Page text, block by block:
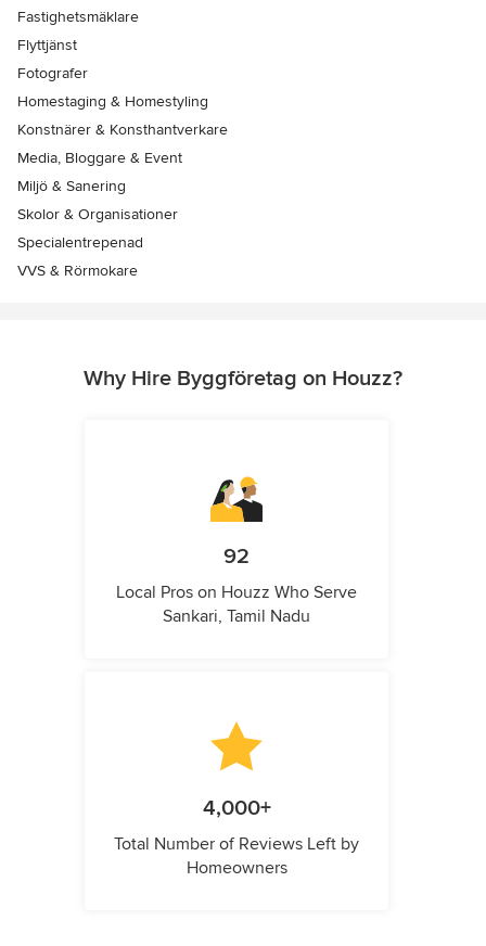
Fastighetsmäklare
Flyttjänst
Fotografer
Homestaging & Homestyling
Konstnärer & Konsthantverkare
Media, Bloggare & Event
Miljö & Sanering
Skolor & Organisationer
Specialentrepenad
VVS & Rörmokare
Why Hire Byggföretag on Houzz?
92
Local Pros on Houzz Who Serve
Sankari, Tamil Nadu
4,000+
Total Number of Reviews Left by
Homeowners